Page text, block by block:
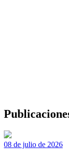
08 de julio de 2026